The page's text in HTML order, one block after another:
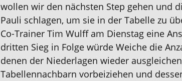
wollen wir den nächsten Step gehen und
Pauli schlagen, um sie in der Tabelle zu
Co-Trainer Tim Wulff am Dienstag eine
dritten Sieg in Folge würde Weiche die
denen der Niederlagen wieder
Tabellennachbarn vorbeiziehen und